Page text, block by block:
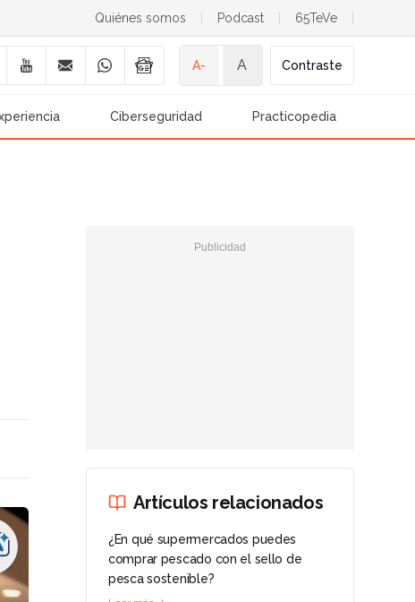
Quiénes somos Podcast 65TeVe
A- A Contraste
Ciberseguridad Practicopedia
Artículos relacionados
¿En qué supermercados puedes
comprar pescado con el sello de
pesca sostenible?